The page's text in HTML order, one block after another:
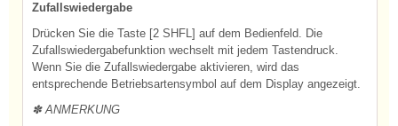
Zufallswiedergabe
Drücken Sie die Taste [2 SHFL] auf dem Bedienfeld. Die
Zufallswiedergabefunktion wechselt mit jedem Tastendruck.
Wenn Sie die Zufallswiedergabe aktivieren, wird das
entsprechende Betriebsartensymbol auf dem Display angezeigt.
✽ ANMERKUNG